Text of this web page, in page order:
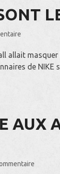
allait
de NIKE
AUX